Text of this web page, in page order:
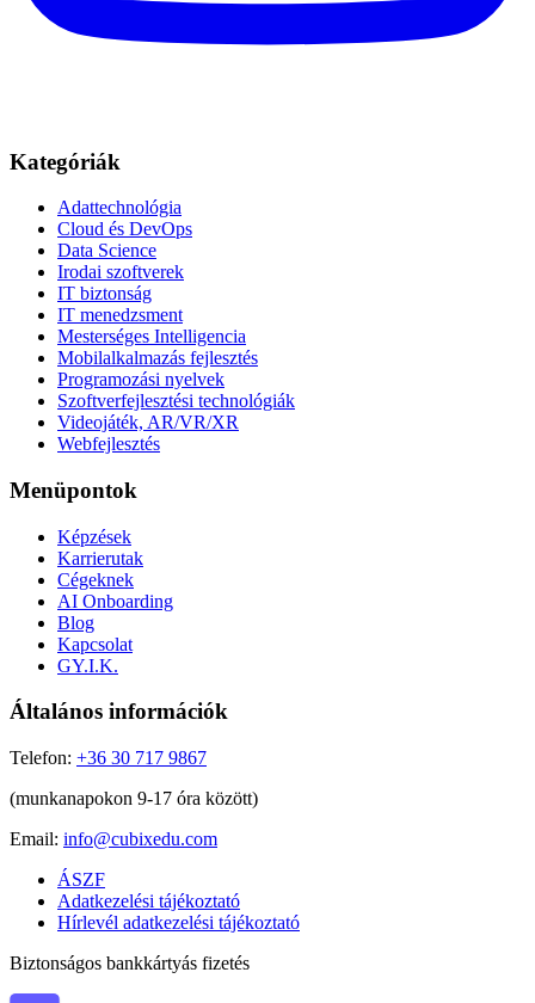
Kategóriák
Adattechnológia
Cloud és DevOps
Data Science
Irodai szoftverek
IT biztonság
IT menedzsment
Mesterséges Intelligencia
Mobilalkalmazás fejlesztés
Programozási nyelvek
Szoftverfejlesztési technológiák
Videojáték, AR/VR/XR
Webfejlesztés
Menüpontok
Képzések
Karrierutak
Cégeknek
AI Onboarding
Blog
Kapcsolat
GY.I.K.
Általános információk
Telefon: +36 30 717 9867
(munkanapokon 9-17 óra között)
Email: info@cubixedu.com
ÁSZF
Adatkezelési tájékoztató
Hírlevél adatkezelési tájékoztató
Biztonságos bankkártyás fizetés